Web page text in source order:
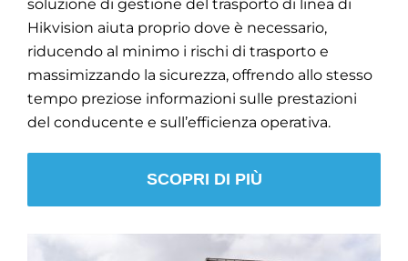
soluzione di gestione del trasporto di linea di
Hikvision aiuta proprio dove è necessario,
riducendo al minimo i rischi di trasporto e
massimizzando la sicurezza, offrendo allo stesso
tempo preziose informazioni sulle prestazioni
del conducente e sull’efficienza operativa.
SCOPRI DI PIÙ